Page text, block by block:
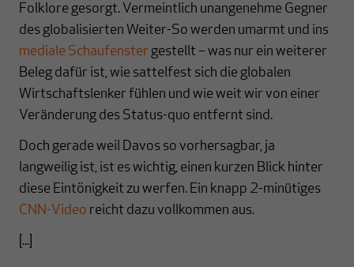
Folklore gesorgt. Vermeintlich unangenehme Gegner
des globalisierten Weiter-So werden umarmt und ins
mediale Schaufenster gestellt – was nur ein weiterer
Beleg dafür ist, wie sattelfest sich die globalen
Wirtschaftslenker fühlen und wie weit wir von einer
Veränderung des Status-quo entfernt sind.
Doch gerade weil Davos so vorhersagbar, ja
langweilig ist, ist es wichtig, einen kurzen Blick hinter
diese Eintönigkeit zu werfen. Ein knapp 2-minütiges
CNN-Video reicht dazu vollkommen aus.
[...]